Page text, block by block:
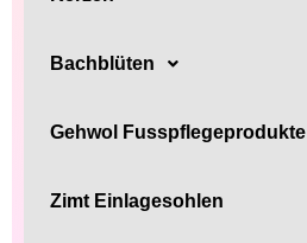
Bachblüten
Gehwol Fusspflegeprodukte
Zimt Einlagesohlen